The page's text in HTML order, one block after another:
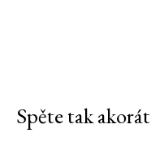
Spěte tak akorát